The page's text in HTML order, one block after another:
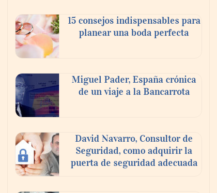
tecnología para viajes Miguel Sánchez
15 consejos indispensables para
planear una boda perfecta
Miguel Pader, España crónica
de un viaje a la Bancarrota
David Navarro, Consultor de
Seguridad, como adquirir la
puerta de seguridad adecuada